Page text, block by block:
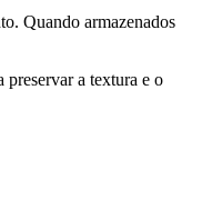
Quando armazenados
preservar a textura e o